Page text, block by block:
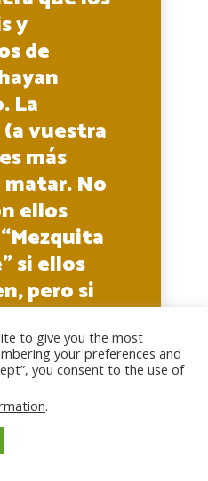
y
de
La
vuestra
más
No
ellos
si ellos
pero si
matadlos;
de los
191
to give you the most
your preferences and
you consent to the use of
.